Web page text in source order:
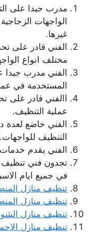
مدرب جيدا على
الواجهات
غيرها.
الفني قادر على
مختلف انواع
الفني مدرب جيدا
المستخدمة في
االفني قادر على
عملية التنظيف.
الفني خاضع لعدة
التنظيف للواجهات.
الفني يقدم
تجدون فني تنظيف
في جميع ايام
تنظيف منازل
تنظيف منازل
تنظيف منازل
تنظيف منازل